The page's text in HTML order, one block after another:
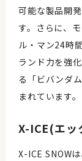
可能な製品開
す。さらに、
ル・マン24時
ランド力を強
る「ビバンダ
まれています。
X-ICE(エッ
X-ICE SNOW